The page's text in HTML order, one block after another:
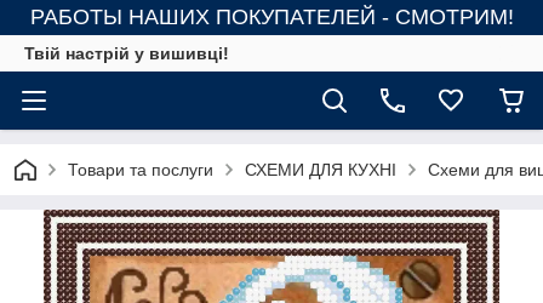
РАБОТЫ НАШИХ ПОКУПАТЕЛЕЙ - СМОТРИМ!
Твій настрій у вишивці!
Товари та послуги СХЕМИ ДЛЯ КУХНІ Схеми для